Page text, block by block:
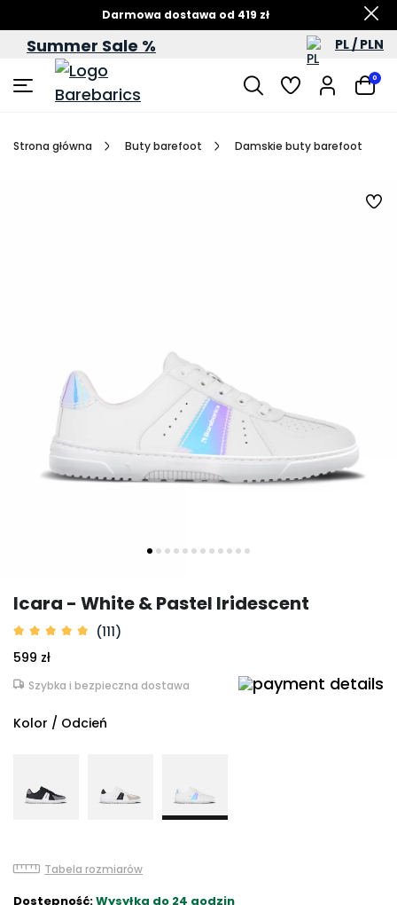
Darmowa dostawa od 419 zł
Letnia wyprzedaż – do -60%
Summer Sale % PL / PLN
0
Strona główna Buty barefoot Damskie buty barefoot
Icara - White & Pastel Iridescent
(111)
599 zł
Szybka i bezpieczna dostawa
Kolor / Odcień
Tabela rozmiarów
Dostępność:Wysyłka do 24 godzin